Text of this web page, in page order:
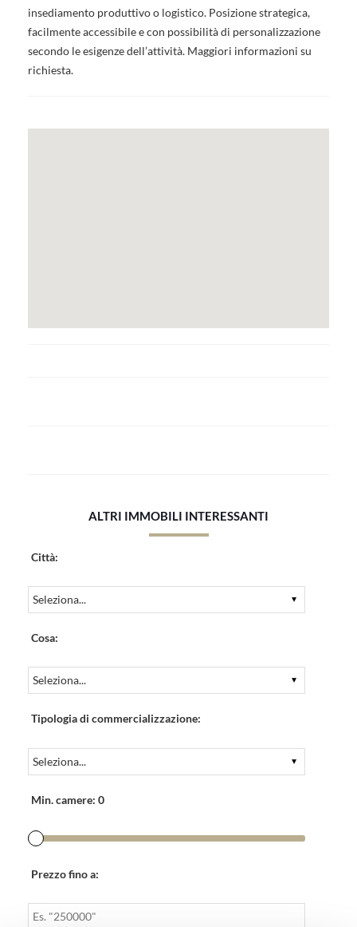
insediamento produttivo o logistico. Posizione strategica,
facilmente accessibile e con possibilità di personalizzazione
secondo le esigenze dell’attività. Maggiori informazioni su
richiesta.
ALTRI IMMOBILI INTERESSANTI
Città:
Cosa:
Tipologia di commercializzazione:
Min. camere: 0
Prezzo fino a: